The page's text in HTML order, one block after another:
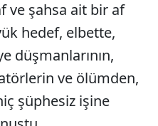
ve şahsa ait bir af
hedef, elbette,
düşmanlarının,
ve ölümden,
şüphesiz işine